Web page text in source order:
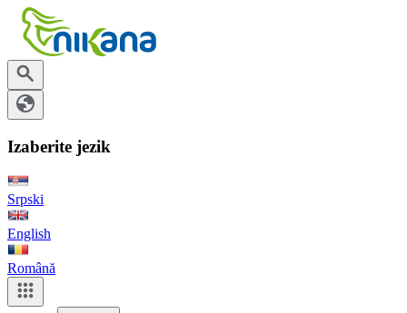
Izaberite jezik
Srpski
English
Română